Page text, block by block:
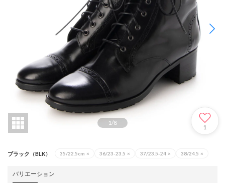
1/8
1
ブラック（BLK） 35/22.5cm × 36/23-23.5 × 37/23.5-24 × 38/24.5 ×
バリエーション